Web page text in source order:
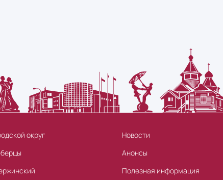
округ
Новости
Анонсы
Полезная информация